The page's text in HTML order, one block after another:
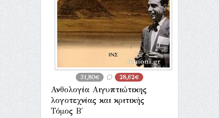
31,80€ 28,62€
Ανθολογία Αιγυπτιώτικης
λογοτεχνίας και κριτικής
Τόμος Β΄